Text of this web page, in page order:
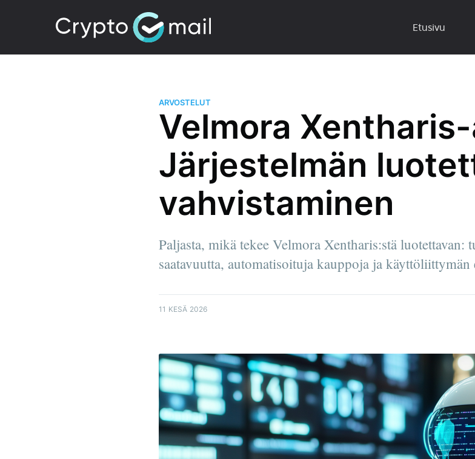
Etusivu
ARVOSTELUT
Velmora
Järjestelmän
vahvistaminen
Paljasta, mikä tekee Velmora Xentharis:stä luotettavan:
saatavuutta, automatisoituja kauppoja ja käyttöliittymän
11 KESÄ 2026